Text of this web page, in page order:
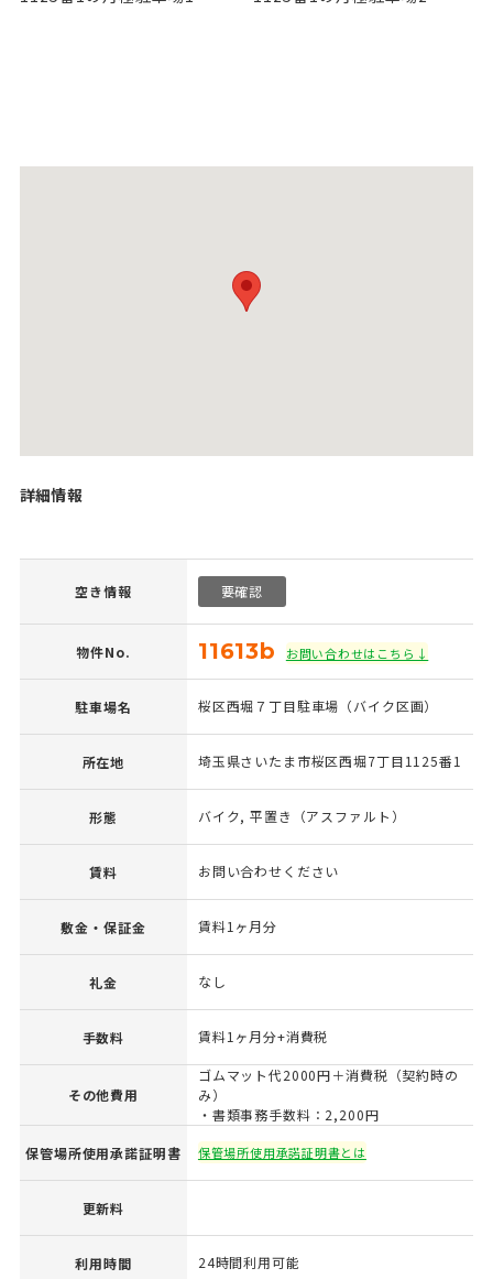
詳細情報
空き情報 要確認
物件No. 11613b お問い合わせはこちら↓
駐車場名 桜区西堀７丁目駐車場（バイク区画）
所在地 埼玉県さいたま市桜区西堀7丁目1125番1
形態 バイク, 平置き（アスファルト）
賃料 お問い合わせください
敷金・保証金 賃料1ヶ月分
礼金 なし
手数料 賃料1ヶ月分+消費税
その他費用
ゴムマット代2000円＋消費税（契約時の
み）
・書類事務手数料：2,200円
保管場所使用承諾証明書 保管場所使用承諾証明書とは
更新料
利用時間 24時間利用可能